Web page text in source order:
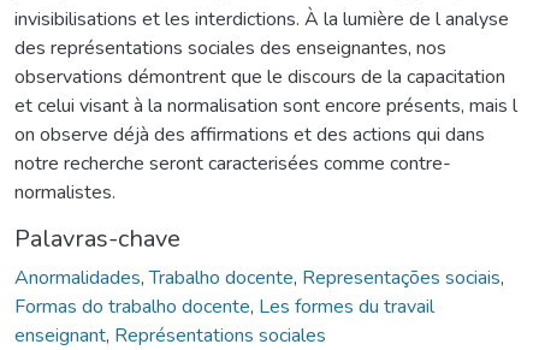
invisibilisations et les interdictions. À la lumière de l analyse
des représentations sociales des enseignantes, nos
observations démontrent que le discours de la capacitation
et celui visant à la normalisation sont encore présents, mais l
on observe déjà des affirmations et des actions qui dans
notre recherche seront caracterisées comme contre-
normalistes.
Palavras-chave
Anormalidades,Trabalho docente, Representações sociais,
Formas do trabalho docente, Les formes du travail
enseignant, Représentations sociales